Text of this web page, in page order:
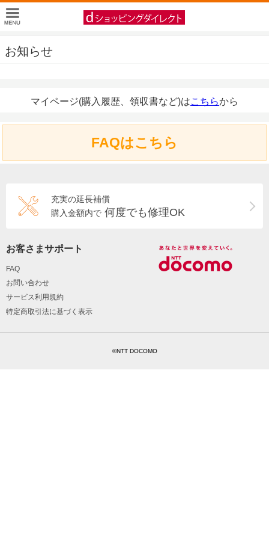
お知らせ
マイページ(購入履歴、領収書など)はこちらから
FAQはこちら
充実の延長補償
購入金額内で 何度でも修理OK
お客さまサポート
FAQ
お問い合わせ
サービス利用規約
特定商取引法に基づく表示
©NTT DOCOMO